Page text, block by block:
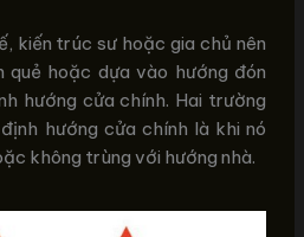
kiến trúc sư hoặc gia chủ nên
hoặc dựa vào hướng đón
hướng cửa chính. Hai trường
hướng cửa chính là khi nó
không trùng với hướng nhà.